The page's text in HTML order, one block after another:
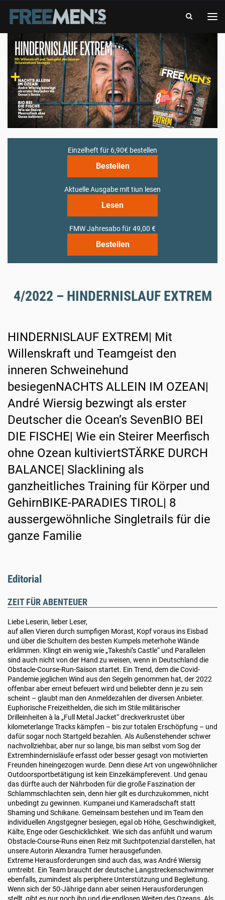
-
DAS
ABENTEUERMAGAZIN
Einzelheft für 6,90€ bestellen
Bestellen
Aktuelle Ausgabe mit tiun lesen
Lesen
FMW Jahresabo für 49,00 €
Bestellen
4/2022 – HINDERNISLAUF EXTREM
HINDERNISLAUF EXTREM| Mit
Willenskraft und Teamgeist den
inneren Schweinehund
besiegenNACHTS ALLEIN IM OZEAN|
André Wiersig bezwingt als erster
Deutscher die Ocean’s SevenBIO BEI
DIE FISCHE| Wie ein Steirer Meerfisch
ohne Ozean kultiviertSTÄRKE DURCH
BALANCE| Slacklining als
ganzheitliches Training für Körper und
GehirnBIKE-PARADIES TIROL| 8
aussergewöhnliche Singletrails für die
ganze Familie
Editorial
ZEIT FÜR ABENTEUER
Liebe Leserin, lieber Leser,
auf allen Vieren durch sumpfigen Morast, Kopf voraus ins Eisbad
und über die Schultern des besten Kumpels meterhohe Wände
erklimmen. Klingt ein wenig wie „Takeshi’s Castle“ und Parallelen
sind auch nicht von der Hand zu weisen, wenn in Deutschland die
Obstacle-Course-Run-Saison startet. Ein Trend, dem die Covid-
Pandemie jeglichen Wind aus den Segeln genommen hat, der 2022
offenbar aber erneut befeuert wird und beliebter denn je zu sein
scheint – glaubt man den Anmeldezahlen der diversen Anbieter.
Euphorische Freizeithelden, die sich im Stile militärischer
Drilleinheiten à la „Full Metal Jacket“ dreckverkrustet über
kilometerlange Tracks kämpfen – bis zur totalen Erschöpfung – und
dafür sogar noch Startgeld bezahlen. Als Außenstehender schwer
nachvollziehbar, aber nur so lange, bis man selbst vom Sog der
Extremhindernisläufe erfasst oder besser gesagt von motivierten
Freunden hineingezogen wurde. Denn diese Art von ungewöhnlicher
Outdoorsportbetätigung ist kein Einzelkämpferevent. Und genau
das dürfte auch der Nährboden für die große Faszination der
Schlammschlachten sein, denn hier gilt es durchzukommen, nicht
unbedingt zu gewinnen. Kumpanei und Kameradschaft statt
Shaming und Schikane. Gemeinsam bestehen und im Team den
individuellen Angstgegner besiegen, egal ob Höhe, Geschwindigkeit,
Kälte, Enge oder Geschicklichkeit. Wie sich das anfühlt und warum
Obstacle-Course-Runs einen Reiz mit Suchtpotenzial darstellen, hat
unsere Autorin Alexandra Turner herausgefunden.
Extreme Herausforderungen sind auch das, was André Wiersig
umtreibt. Ein Team braucht der deutsche Langstreckenschwimmer
ebenfalls, zumindest als periphere Unterstützung und Begleitung.
Wenn sich der 50-Jährige dann aber seinen Herausforderungen